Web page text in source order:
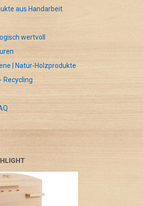
aus Handarbeit
wertvoll
| Natur-Holzprodukte
Recycling